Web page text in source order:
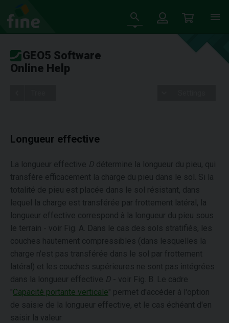
GEO5 Software
Online Help
Longueur effective
La longueur effective D détermine la longueur du pieu, qui
transfère efficacement la charge du pieu dans le sol. Si la
totalité de pieu est placée dans le sol résistant, dans
lequel la charge est transférée par frottement latéral, la
longueur effective correspond à la longueur du pieu sous
le terrain - voir Fig. A. Dans le cas des sols stratifiés, les
couches hautement compressibles (dans lesquelles la
charge n'est pas transférée dans le sol par frottement
latéral) et les couches supérieures ne sont pas intégrées
dans la longueur effective D - voir Fig. B. Le cadre
"Capacité portante verticale" permet d'accéder à l'option
de saisie de la longueur effective, et le cas échéant d'en
saisir la valeur.